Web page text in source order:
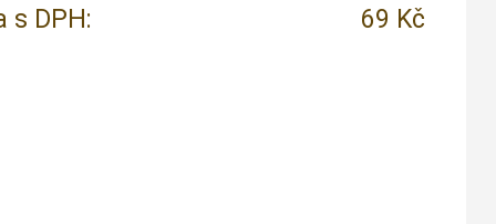
s DPH: 69 Kč